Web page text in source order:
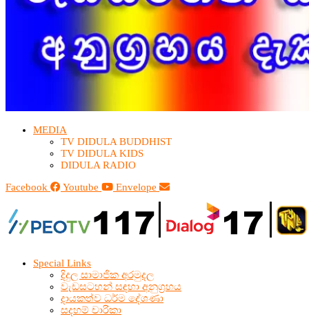
MEDIA
TV DIDULA BUDDHIST​
TV DIDULA KIDS
DIDULA RADIO
Facebook
Youtube Envelope
Special Links
දිදුල සාමාජික අරමුදල
වැඩසටහන් සඳහා අනුග්‍රහය
දායකත්ව ධර්ම දේශණා
සදහම් චාරිකා